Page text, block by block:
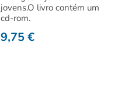
jovens.O livro contém um
cd-rom.
9,75€